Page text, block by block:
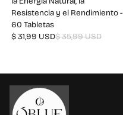
Resistencia y el Rendimiento -
60 Tabletas
$ 31,99 USD$ 35,99 USD